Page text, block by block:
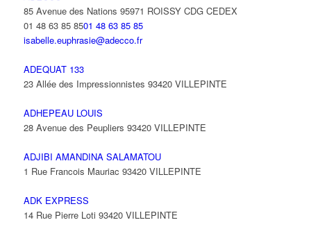
85 Avenue des Nations 95971 ROISSY CDG CEDEX
01 48 63 85 8501 48 63 85 85
isabelle.euphrasie@adecco.fr
ADEQUAT 133
23 Allée des Impressionnistes 93420 VILLEPINTE
ADHEPEAU LOUIS
28 Avenue des Peupliers 93420 VILLEPINTE
ADJIBI AMANDINA SALAMATOU
1 Rue Francois Mauriac 93420 VILLEPINTE
ADK EXPRESS
14 Rue Pierre Loti 93420 VILLEPINTE